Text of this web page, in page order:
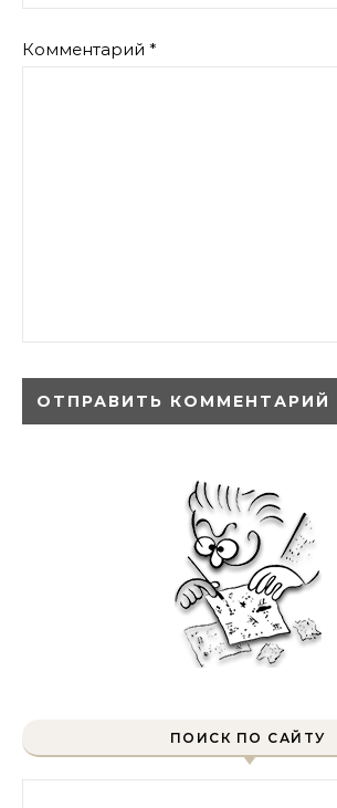
Комментарий *
ПОИСК ПО САЙТУ